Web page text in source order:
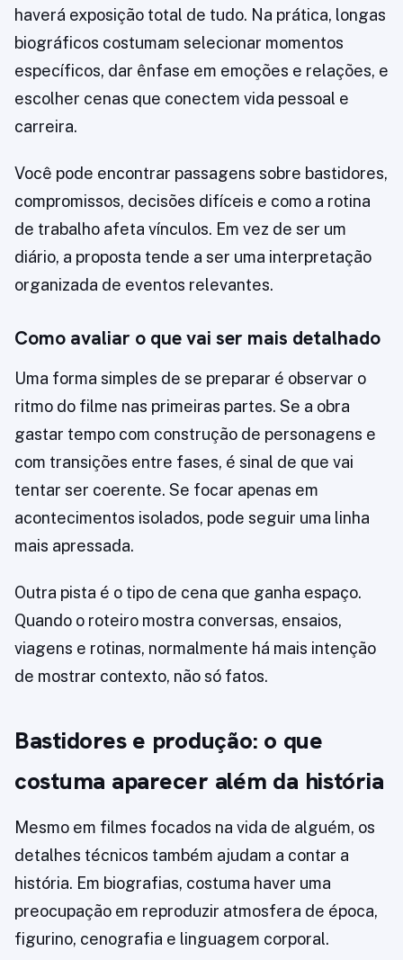
haverá exposição total de tudo. Na prática, longas
biográficos costumam selecionar momentos
específicos, dar ênfase em emoções e relações, e
escolher cenas que conectem vida pessoal e
carreira.
Você pode encontrar passagens sobre bastidores,
compromissos, decisões difíceis e como a rotina
de trabalho afeta vínculos. Em vez de ser um
diário, a proposta tende a ser uma interpretação
organizada de eventos relevantes.
Como avaliar o que vai ser mais detalhado
Uma forma simples de se preparar é observar o
ritmo do filme nas primeiras partes. Se a obra
gastar tempo com construção de personagens e
com transições entre fases, é sinal de que vai
tentar ser coerente. Se focar apenas em
acontecimentos isolados, pode seguir uma linha
mais apressada.
Outra pista é o tipo de cena que ganha espaço.
Quando o roteiro mostra conversas, ensaios,
viagens e rotinas, normalmente há mais intenção
de mostrar contexto, não só fatos.
Bastidores e produção: o que
costuma aparecer além da história
Mesmo em filmes focados na vida de alguém, os
detalhes técnicos também ajudam a contar a
história. Em biografias, costuma haver uma
preocupação em reproduzir atmosfera de época,
figurino, cenografia e linguagem corporal.